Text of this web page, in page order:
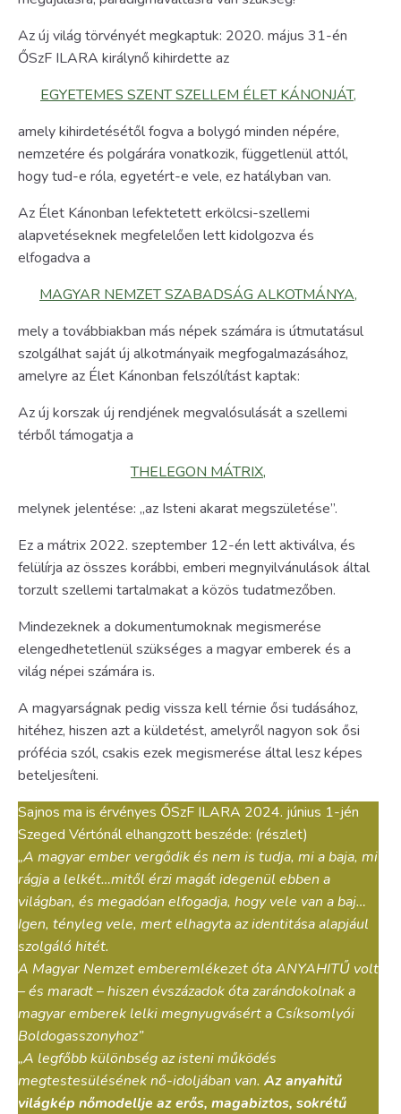
Az új világ törvényét megkaptuk: 2020. május 31-én
ŐSzF ILARA királynő kihirdette az
EGYETEMES SZENT SZELLEM ÉLET KÁNONJÁT,
amely kihirdetésétől fogva a bolygó minden népére,
nemzetére és polgárára vonatkozik, függetlenül attól,
hogy tud-e róla, egyetért-e vele, ez hatályban van.
Az Élet Kánonban lefektetett erkölcsi-szellemi
alapvetéseknek megfelelően lett kidolgozva és
elfogadva a
MAGYAR NEMZET SZABADSÁG ALKOTMÁNYA,
mely a továbbiakban más népek számára is útmutatásul
szolgálhat saját új alkotmányaik megfogalmazásához,
amelyre az Élet Kánonban felszólítást kaptak:
Az új korszak új rendjének megvalósulását a szellemi
térből támogatja a
THELEGON MÁTRIX,
melynek jelentése: „az Isteni akarat megszületése”.
Ez a mátrix 2022. szeptember 12-én lett aktiválva, és
felülírja az összes korábbi, emberi megnyilvánulások által
torzult szellemi tartalmakat a közös tudatmezőben.
Mindezeknek a dokumentumoknak megismerése
elengedhetetlenül szükséges a magyar emberek és a
világ népei számára is.
A magyarságnak pedig vissza kell térnie ősi tudásához,
hitéhez, hiszen azt a küldetést, amelyről nagyon sok ősi
prófécia szól, csakis ezek megismerése által lesz képes
beteljesíteni.
Sajnos ma is érvényes ŐSzF ILARA 2024. június 1-jén
Szeged Vértónál elhangzott beszéde: (részlet)
„A magyar ember vergődik és nem is tudja, mi a baja, mi
rágja a lelkét…mitől érzi magát idegenül ebben a
világban, és megadóan elfogadja, hogy vele van a baj…
Igen, tényleg vele, mert elhagyta az identitása alapjául
szolgáló hitét.
A Magyar Nemzet emberemlékezet óta ANYAHITŰ volt
– és maradt – hiszen évszázadok óta zarándokolnak a
magyar emberek lelki megnyugvásért a Csíksomlyói
Boldogasszonyhoz”
„A legfőbb különbség az isteni működés
megtestesülésének nő-idoljában van. Az anyahitű
világkép nőmodellje az erős, magabiztos, sokrétű